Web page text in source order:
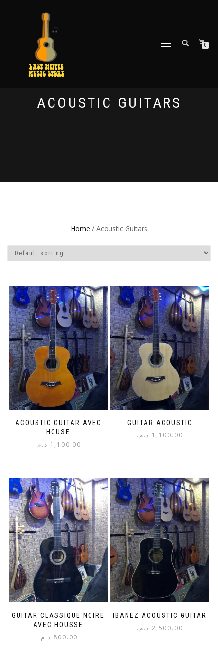
TOGGLE
0
ACOUSTIC GUITARS
Home / Acoustic Guitars
ACOUSTIC GUITAR AVEC
HOUSE
1,100.00 د.م.
GUITAR ACOUSTIC
1,100.00 د.م.
GUITAR CLASSIQUE NOIRE
AVEC HOUSSE
800.00 د.م.
IBANEZ ACOUSTIC GUITAR
2,500.00 د.م.